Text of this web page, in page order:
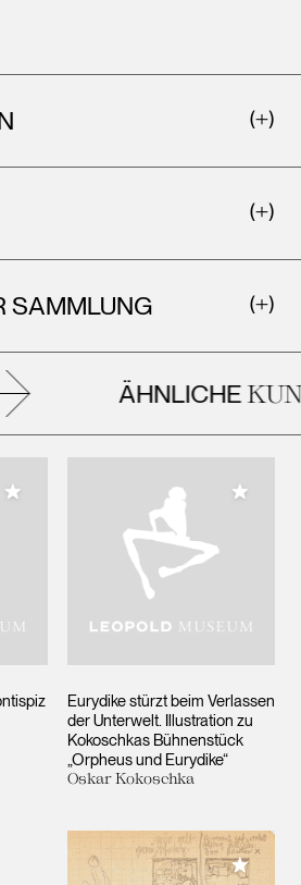
SAMMLUNG
ÄHNLICHE
Meiner Sammlung hinzufügen
Eurydike stürzt beim Verlassen
der Unterwelt. Illustration zu
Kokoschkas Bühnenstück
„Orpheus und Eurydike“
Oskar Kokoschka
Meiner
Meiner